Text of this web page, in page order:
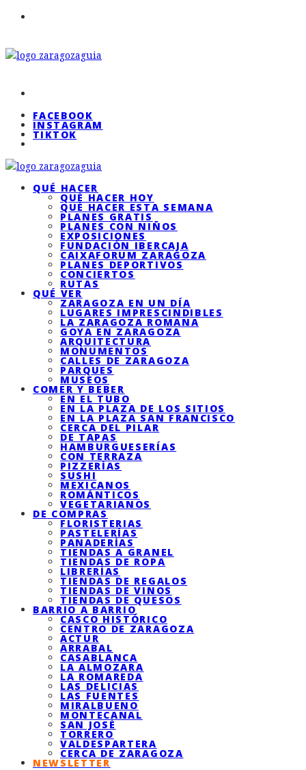
FACEBOOK
INSTAGRAM
TIKTOK
QUÉ HACER
QUÉ HACER HOY
QUÉ HACER ESTA SEMANA
PLANES GRATIS
PLANES CON NIÑOS
EXPOSICIONES
FUNDACIÓN IBERCAJA
CAIXAFORUM ZARAGOZA
PLANES DEPORTIVOS
CONCIERTOS
RUTAS
QUÉ VER
ZARAGOZA EN UN DÍA
LUGARES IMPRESCINDIBLES
LA ZARAGOZA ROMANA
GOYA EN ZARAGOZA
ARQUITECTURA
MONUMENTOS
CALLES DE ZARAGOZA
PARQUES
MUSEOS
COMER Y BEBER
EN EL TUBO
EN LA PLAZA DE LOS SITIOS
EN LA PLAZA SAN FRANCISCO
CERCA DEL PILAR
DE TAPAS
HAMBURGUESERÍAS
CON TERRAZA
PIZZERÍAS
SUSHI
MEXICANOS
ROMÁNTICOS
VEGETARIANOS
DE COMPRAS
FLORISTERIAS
PASTELERÍAS
PANADERÍAS
TIENDAS A GRANEL
TIENDAS DE ROPA
LIBRERÍAS
TIENDAS DE REGALOS
TIENDAS DE VINOS
TIENDAS DE QUESOS
BARRIO A BARRIO
CASCO HISTÓRICO
CENTRO DE ZARAGOZA
ACTUR
ARRABAL
CASABLANCA
LA ALMOZARA
LA ROMAREDA
LAS DELICIAS
LAS FUENTES
MIRALBUENO
MONTECANAL
SAN JOSÉ
TORRERO
VALDESPARTERA
CERCA DE ZARAGOZA
NEWSLETTER